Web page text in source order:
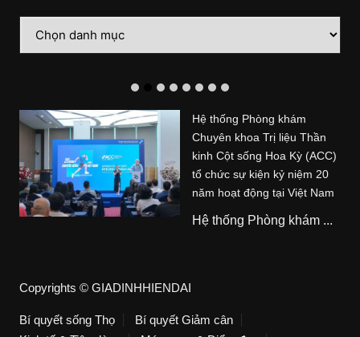
mục
Hệ thống Phòng khám
Chuyên khoa Trị liệu Thần
kinh Cột sống Hoa Kỳ (ACC)
tổ chức sự kiện kỷ niệm 20
năm hoạt động tại Việt Nam
Hệ thống Phòng khám ...
Copyrights © GIADINHHIENDAI
Bí quyết sống Thọ
Bí quyết Giảm cân